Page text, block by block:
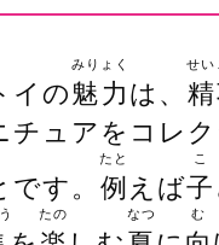
イの魅力
みりょく
は、
せい
チュアをコレ
す。 例
たと
えば子
こ
たの なつ む